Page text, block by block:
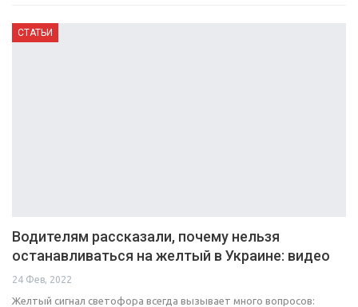
СТАТЬИ
Водителям рассказали, почему нельзя
останавливаться на желтый в Украине: видео
24 Фев, 2022
Желтый сигнал светофора всегда вызывает много вопросов: